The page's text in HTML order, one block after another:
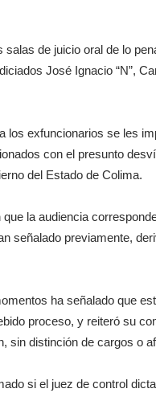
de juicio oral de lo
José Ignacio “N”,
los exfuncionarios se les
con el presunto
del Estado de Colima.
la audiencia
señalado previamente,
ha señalado que
proceso, y reiteró su
sin distinción de cargos o
si el juez de control